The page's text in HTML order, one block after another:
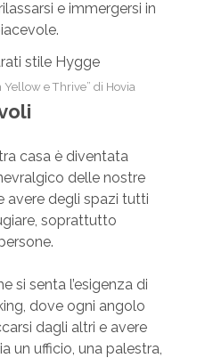
e immergersi in
e Thrive” di Hovia
casa è diventata
delle nostre
avere degli spazi tutti
soprattutto
si senta l’esigenza di
dove ogni angolo
dagli altri e avere
un ufficio, una palestra,